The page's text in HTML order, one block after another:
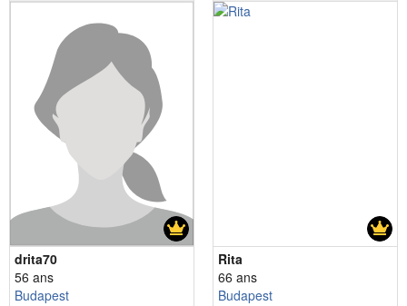
drita70
56 ans
Budapest
Rita
66 ans
Budapest